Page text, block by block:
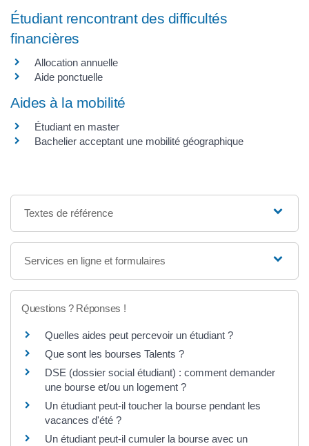
Étudiant rencontrant des difficultés
financières
Allocation annuelle
Aide ponctuelle
Aides à la mobilité
Étudiant en master
Bachelier acceptant une mobilité géographique
Textes de référence
Services en ligne et formulaires
Questions ? Réponses !
Quelles aides peut percevoir un étudiant ?
Que sont les bourses Talents ?
DSE (dossier social étudiant) : comment demander
une bourse et/ou un logement ?
Un étudiant peut-il toucher la bourse pendant les
vacances d'été ?
Un étudiant peut-il cumuler la bourse avec un